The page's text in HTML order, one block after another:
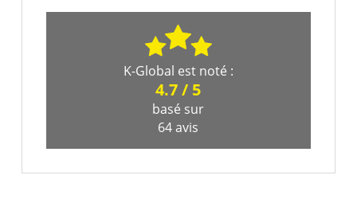
K-Global est noté :
4.7/ 5
basé sur
64avis